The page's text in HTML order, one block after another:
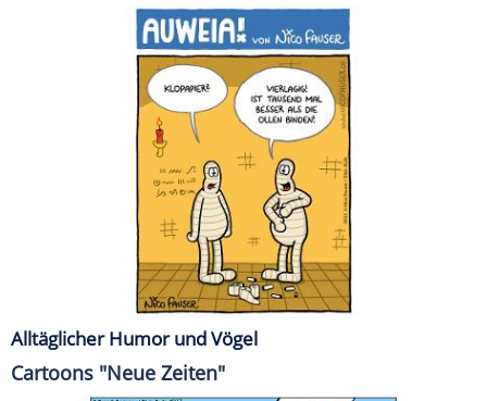
Alltäglicher Humor und Vögel
Cartoons "Neue Zeiten"